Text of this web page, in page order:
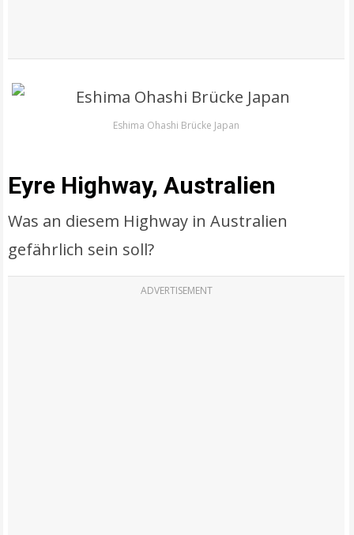
Eshima Ohashi Brücke Japan
Eyre Highway, Australien
Was an diesem Highway in Australien
gefährlich sein soll?
ADVERTISEMENT